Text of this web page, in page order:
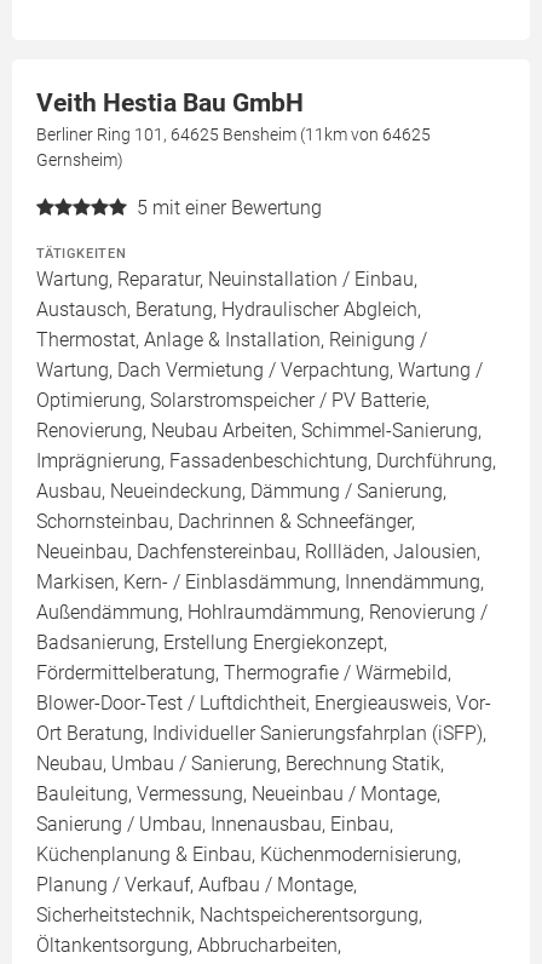
Veith Hestia Bau GmbH
Berliner Ring 101, 64625 Bensheim (11km von 64625
Gernsheim)
5 mit einer Bewertung
TÄTIGKEITEN
Wartung, Reparatur, Neuinstallation / Einbau,
Austausch, Beratung, Hydraulischer Abgleich,
Thermostat, Anlage & Installation, Reinigung /
Wartung, Dach Vermietung / Verpachtung, Wartung /
Optimierung, Solarstromspeicher / PV Batterie,
Renovierung, Neubau Arbeiten, Schimmel-Sanierung,
Imprägnierung, Fassadenbeschichtung, Durchführung,
Ausbau, Neueindeckung, Dämmung / Sanierung,
Schornsteinbau, Dachrinnen & Schneefänger,
Neueinbau, Dachfenstereinbau, Rollläden, Jalousien,
Markisen, Kern- / Einblasdämmung, Innendämmung,
Außendämmung, Hohlraumdämmung, Renovierung /
Badsanierung, Erstellung Energiekonzept,
Fördermittelberatung, Thermografie / Wärmebild,
Blower-Door-Test / Luftdichtheit, Energieausweis, Vor-
Ort Beratung, Individueller Sanierungsfahrplan (iSFP),
Neubau, Umbau / Sanierung, Berechnung Statik,
Bauleitung, Vermessung, Neueinbau / Montage,
Sanierung / Umbau, Innenausbau, Einbau,
Küchenplanung & Einbau, Küchenmodernisierung,
Planung / Verkauf, Aufbau / Montage,
Sicherheitstechnik, Nachtspeicherentsorgung,
Öltankentsorgung, Abbrucharbeiten,